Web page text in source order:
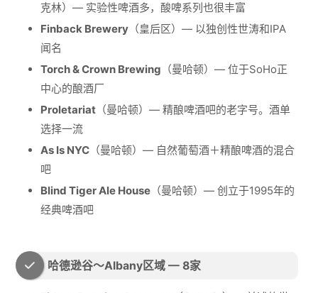
克林）— 实验性啤酒多，酸啤系列也很丰富
Finback Brewery （皇后区）— 以独创性世涛和IPA
闻名
Torch & Crown Brewing （曼哈顿）— 位于SoHo正
中心的酿酒厂
Proletariat （曼哈顿）— 精酿啤酒吧的老字号。酒单
选择一流
As Is NYC （曼哈顿）— 自然葡萄酒＋精酿啤酒的混合
吧
Blind Tiger Ale House （曼哈顿）— 创立于1995年的
经典啤酒吧
哈德逊谷～Albany区域 — 8家